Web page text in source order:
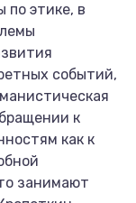
по этике, в
событий,
к
как к
занимают